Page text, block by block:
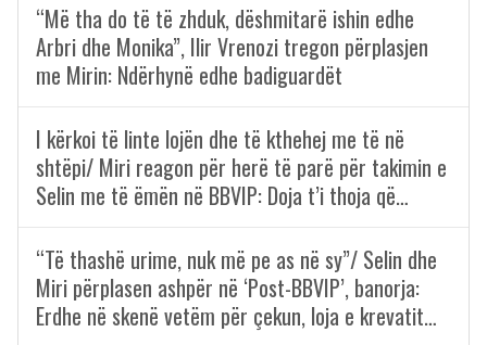
“Më tha do të të zhduk, dëshmitarë ishin edhe
Arbri dhe Monika”, Ilir Vrenozi tregon përplasjen
me Mirin: Ndërhynë edhe badiguardët
I kërkoi të linte lojën dhe të kthehej me të në
shtëpi/ Miri reagon për herë të parë për takimin e
Selin me të ëmën në BBVIP: Doja t’i thoja që…
“Të thashë urime, nuk më pe as në sy”/ Selin dhe
Miri përplasen ashpër në ‘Post-BBVIP’, banorja:
Erdhe në skenë vetëm për çekun, loja e krevatit…